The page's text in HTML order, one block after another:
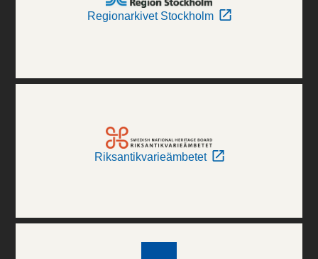
Regionarkivet Stockholm
Riksantikvarieämbetet